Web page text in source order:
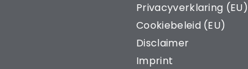
Privacyverklaring (EU)
Cookiebeleid (EU)
Disclaimer
Imprint